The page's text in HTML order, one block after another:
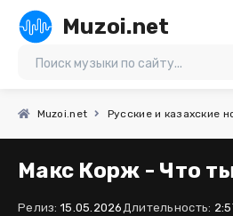
Muzoi.net
Muzoi.net Русские и казахские
Макс Корж - Что
Релиз: 15.05.2026Длительность: